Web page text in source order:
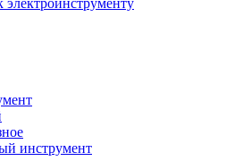
инструмент